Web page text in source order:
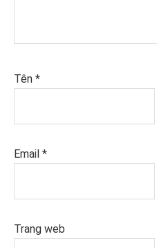
Tên *
Email *
Trang web